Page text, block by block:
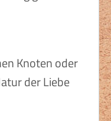
Knoten oder
der Liebe